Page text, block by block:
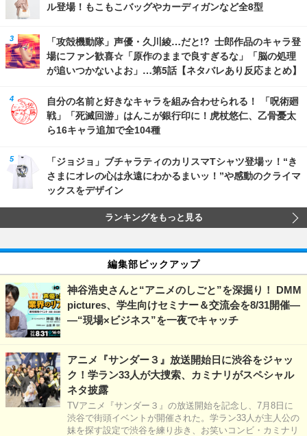
ル登場！もこもこバッグやカーディガンなど全8型
「攻殻機動隊」声優・久川綾…だと!? 士郎作品のキャラ登
場にファン歓喜☆「原作のままで良すぎるな」「脳の処理
が追いつかないよお」…第5話【ネタバレあり反応まとめ】
自分の名前と好きなキャラを組み合わせられる！ 「呪術廻
戦」「死滅回游」はんこが銀行印に！虎杖悠仁、乙骨憂太
ら16キャラ追加で全104種
「ジョジョ」ブチャラティのカリスマTシャツ登場ッ！“き
さまにオレの心は永遠にわかるまいッ！”や感動のクライマ
ックスをデザイン
ランキングをもっと見る
編集部ピックアップ
神谷浩史さんと“アニメのしごと”を深掘り！ DMM
pictures、学生向けセミナー＆交流会を8/31開催―
―“現場×ビジネス”を一夜でキャッチ
アニメ『サンダー３』放送開始日に渋谷をジャッ
ク！学ラン33人が大捜索、カミナリがスペシャル
ネタ披露
TVアニメ『サンダー３』の放送開始を記念し、7月8日に
渋谷で街頭イベントが開催された。学ラン33人が主人公の
妹を探す設定で渋谷を練り歩き、お笑いコンビ・カミナリ